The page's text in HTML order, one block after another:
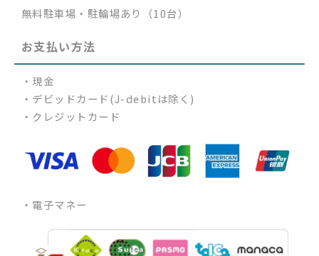
無料駐車場・駐輪場あり（10台）
お支払い方法
・現金
・デビッドカード(J-debitは除く)
・クレジットカード
・電子マネー